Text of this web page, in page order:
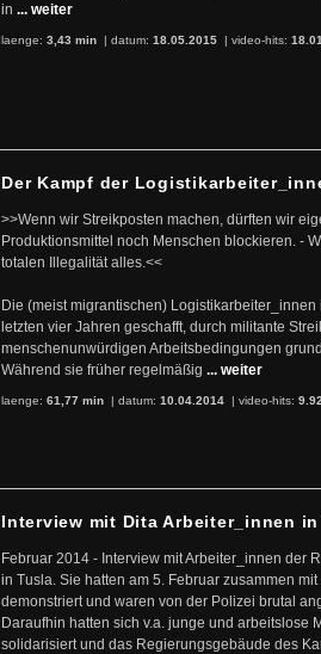
in ... weiter
laenge: 3,43 min | datum: 18.05.2015 | video-hits:
Der Kampf der
>>Wenn wir Streikposten machen, dürften wir
Produktionsmittel noch Menschen blockieren. -
totalen Illegalität alles.<<
Die (meist migrantischen)
letzten vier Jahren geschafft, durch militante
menschenunwürdigen Arbeitsbedingungen
Während sie früher regelmäßig ... weiter
laenge: 61,77 min | datum: 10.04.2014 | video-hits:
Interview mit Dita Arbeiter_innen
Februar 2014 - Interview mit Arbeiter_innen der
in Tusla. Sie hatten am 5. Februar zusammen
demonstriert und waren von der Polizei brutal
Daraufhin hatten sich v.a. junge und arbeitslose
solidarisiert und das Regierungsgebäude des